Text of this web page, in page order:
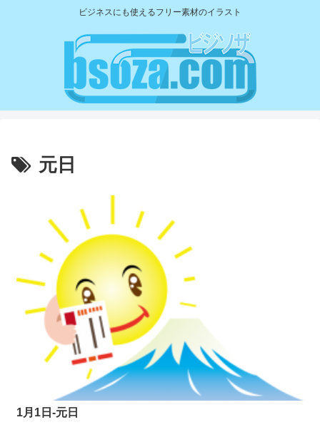
ビジネスにも使えるフリー素材のイラスト
元日
1月1日-元日